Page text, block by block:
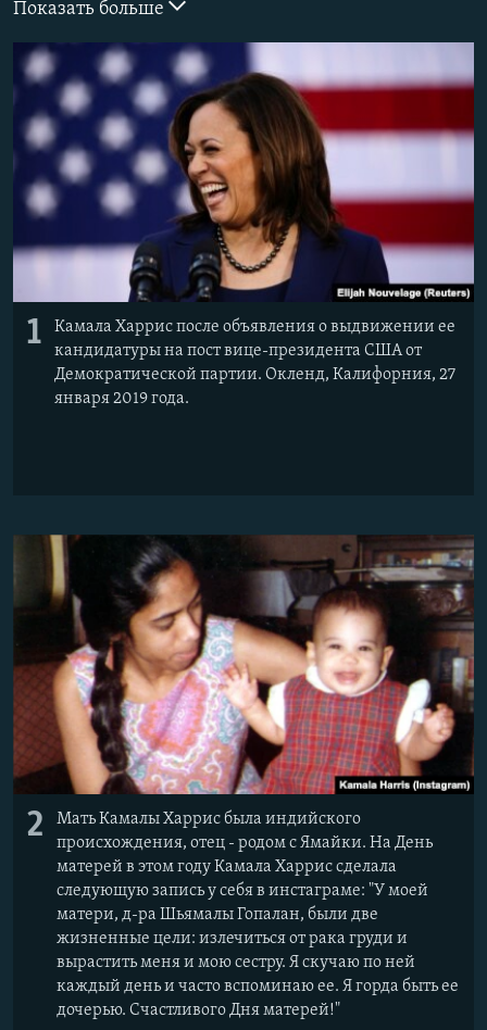
КРЫМ.НЕПОКОРЕННЫЙ
ELIFBE
УКРАИНСКАЯ ПРОБЛЕМА КРЫМА
ПРИСОЕДИНЯЙТЕСЬ!
Все сайты RFE/RL
Показать больше
1
Камала Харрис после объявления о выдвижении ее
кандидатуры на пост вице-президента США от
Демократической партии. Окленд, Калифорния, 27
января 2019 года.
2
Мать Камалы Харрис была индийского
происхождения, отец - родом с Ямайки. На День
матерей в этом году Камала Харрис сделала
следующую запись у себя в инстаграме: "У моей
матери, д-ра Шьямалы Гопалан, были две
жизненные цели: излечиться от рака груди и
вырастить меня и мою сестру. Я скучаю по ней
каждый день и часто вспоминаю ее. Я горда быть ее
дочерью. Счастливого Дня матерей!"